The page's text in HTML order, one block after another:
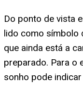
Do ponto de vista
lido como símbolo
que ainda está a
preparado. Para o
sonho pode